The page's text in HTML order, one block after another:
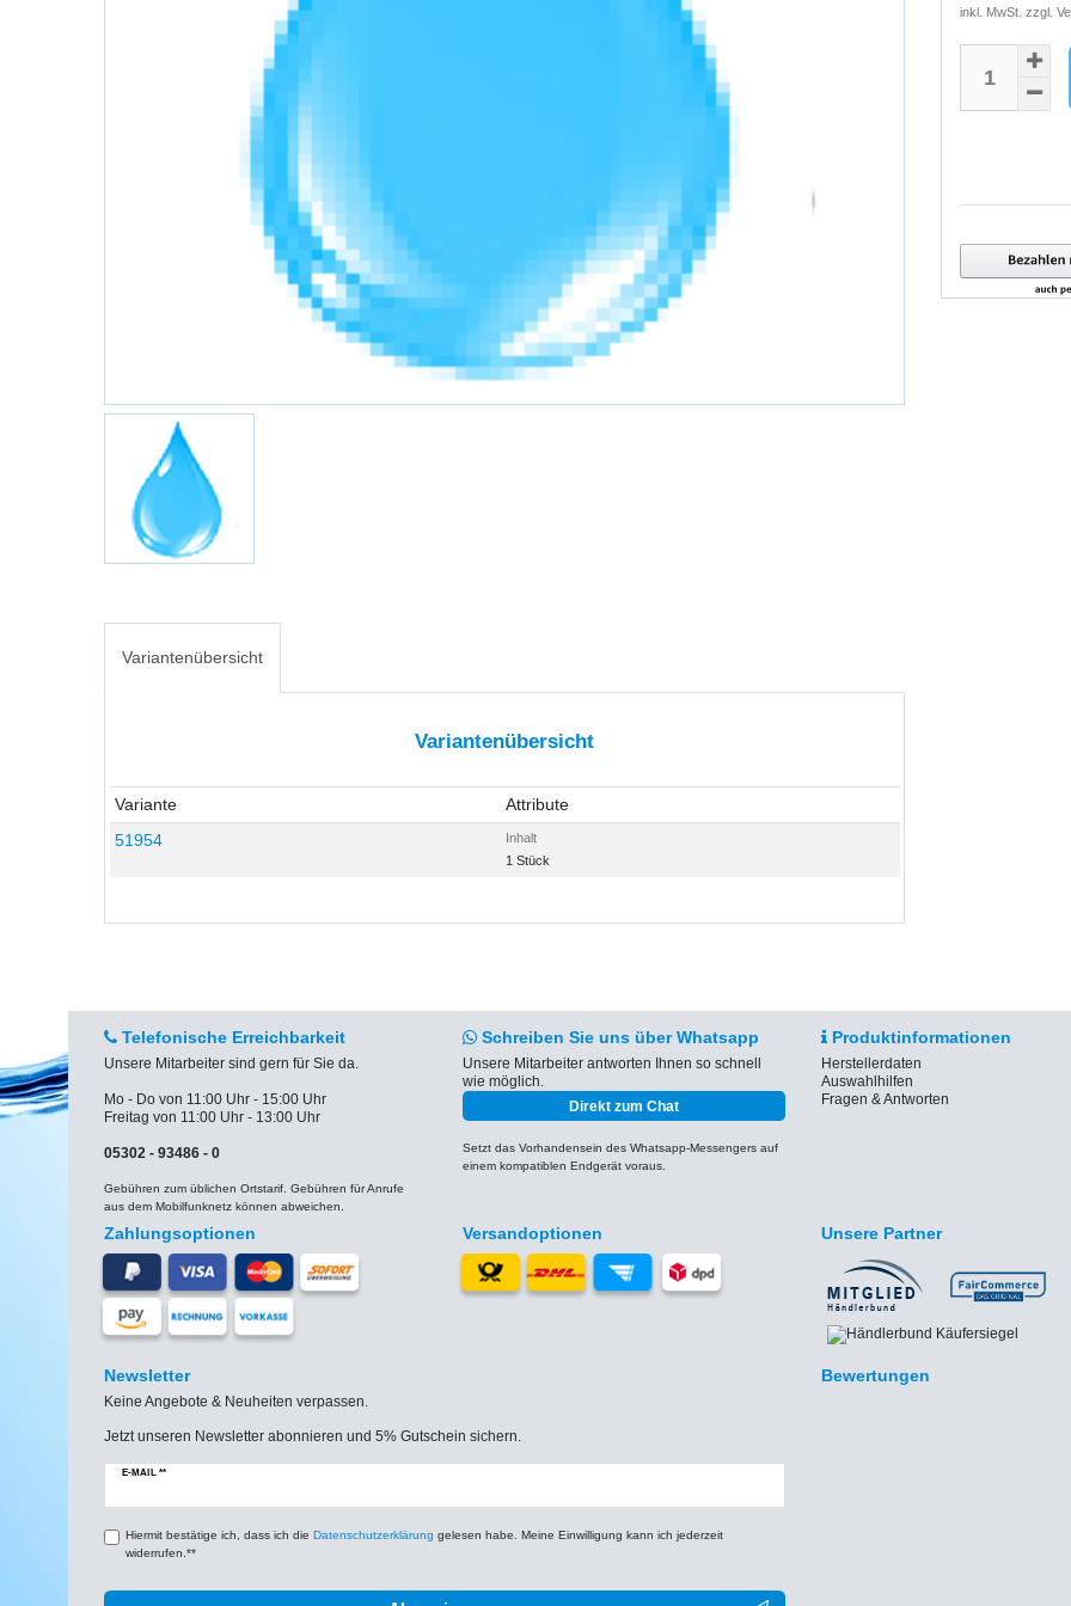
inkl. MwSt. zzgl.
Variantenübersicht
Variantenübersicht
Variante
Attribute
51954
Inhalt
1 Stück
Telefonische Erreichbarkeit
Unsere Mitarbeiter sind gern für Sie da.
Mo - Do von 11:00 Uhr - 15:00 Uhr
Freitag von 11:00 Uhr - 13:00 Uhr
05302 - 93486 - 0
Gebühren zum üblichen Ortstarif. Gebühren für Anrufe
aus dem Mobilfunknetz können abweichen.
Schreiben Sie uns über Whatsapp
Unsere Mitarbeiter antworten Ihnen so schnell
wie möglich.
Direkt zum Chat
Setzt das Vorhandensein des Whatsapp-Messengers auf
einem kompatiblen Endgerät voraus.
Produktinformationen
Herstellerdaten
Auswahlhilfen
Fragen & Antworten
Zahlungsoptionen Versandoptionen Unsere Partner
Newsletter
Keine Angebote & Neuheiten verpassen.
Jetzt unseren Newsletter abonnieren und 5% Gutschein sichern.
E-MAIL **
Newsletter
Hiermit bestätige ich, dass ich die Daten­schutz­erklärung gelesen habe. Meine Einwilligung kann ich jederzeit
widerrufen.**
Bewertungen